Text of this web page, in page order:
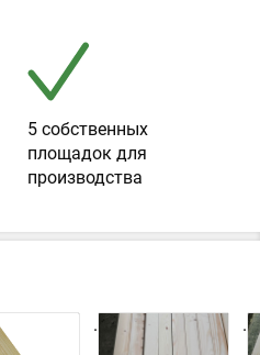
5 собственных
площадок для
производства
. .